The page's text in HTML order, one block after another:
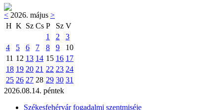
< 2026. május >
H K Sz Cs P Sz V
1
2
3
4
5 6 7 8 9
10
11 12 13 14 15 16 17
18 19 20 21 22 23 24
25 26 27 28 29 30 31
2026.08.14. péntek
Székesfehérvár fogadalmi szentmiséje